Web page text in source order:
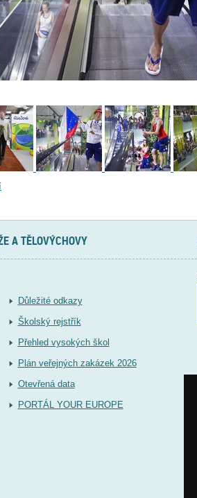
A TĚLOVÝCHOVY
Důležité odkazy
Školský rejstřík
Přehled vysokých škol
Plán veřejných zakázek 2026
Otevřená data
PORTÁL YOUR EUROPE